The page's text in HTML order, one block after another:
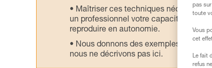
Maîtriser ces techniques nécessite
un professionnel votre capacité à
reproduire en autonomie.
Nous donnons des exemples de
nous ne décrivons pas ici.
pas
toute
Vous
cet
Le fait
refus